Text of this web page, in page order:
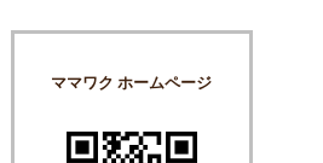
ママワク ホームページ